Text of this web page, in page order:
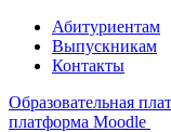
Абитуриентам
Выпускникам
Контакты
Образовательная
платформа Moodle